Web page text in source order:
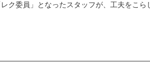
ク委員」となったスタッフが、工夫をこら